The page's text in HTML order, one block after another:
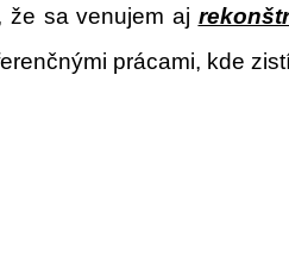
že sa venujem aj
prácami, kde